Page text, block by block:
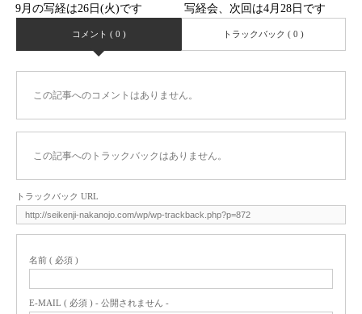
9月の写経は26日(火)です 写経会、次回は4月28日です
コメント ( 0 ) トラックバック ( 0 )
この記事へのコメントはありません。
この記事へのトラックバックはありません。
トラックバック URL
名前 ( 必須 )
E-MAIL ( 必須 ) - 公開されません -